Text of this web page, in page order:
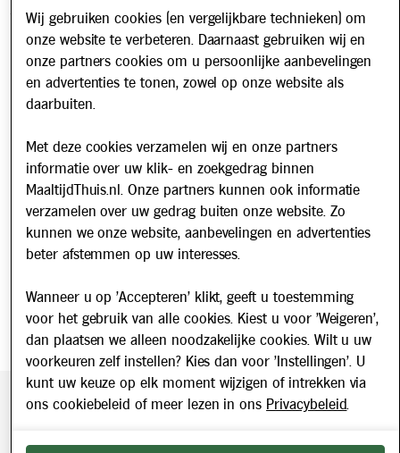
Veelgestelde vragen
Over ons
Werken bij
Nieuws
Nieuwsbrief
Schrijf u in voor onze nieuwsbrief en blijf op de hoogte van
updates over Maaltijd Thuis!
E-mailadres
Beveiligde betaling middels SEPA incasso. Getoonde prijzen
Wij gebruiken cookies (en vergelijkbare technieken) om
onze website te verbeteren. Daarnaast gebruiken wij en
onze partners cookies om u persoonlijke aanbevelingen
en advertenties te tonen, zowel op onze website als
daarbuiten.
Met deze cookies verzamelen wij en onze partners
informatie over uw klik- en zoekgedrag binnen
MaaltijdThuis.nl. Onze partners kunnen ook informatie
verzamelen over uw gedrag buiten onze website. Zo
kunnen we onze website, aanbevelingen en advertenties
beter afstemmen op uw interesses.
Wanneer u op 'Accepteren' klikt, geeft u toestemming
voor het gebruik van alle cookies. Kiest u voor 'Weigeren',
dan plaatsen we alleen noodzakelijke cookies. Wilt u uw
voorkeuren zelf instellen? Kies dan voor 'Instellingen'. U
kunt uw keuze op elk moment wijzigen of intrekken via
ons cookiebeleid of meer lezen in ons Privacybeleid.